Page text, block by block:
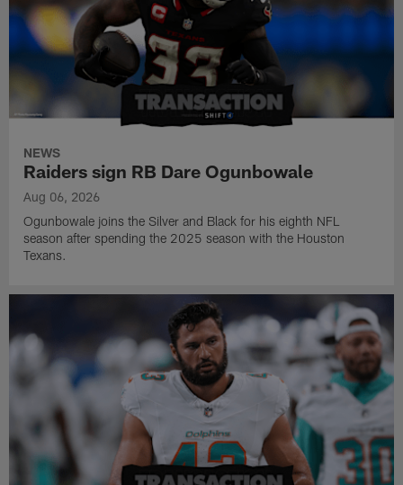
NEWS
Raiders sign RB Dare Ogunbowale
Aug 06, 2026
Ogunbowale joins the Silver and Black for his eighth NFL
season after spending the 2025 season with the Houston
Texans.